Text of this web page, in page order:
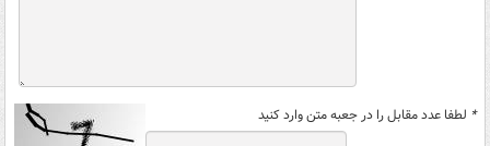
* لطفا عدد مقابل را در جعبه متن وارد کنید